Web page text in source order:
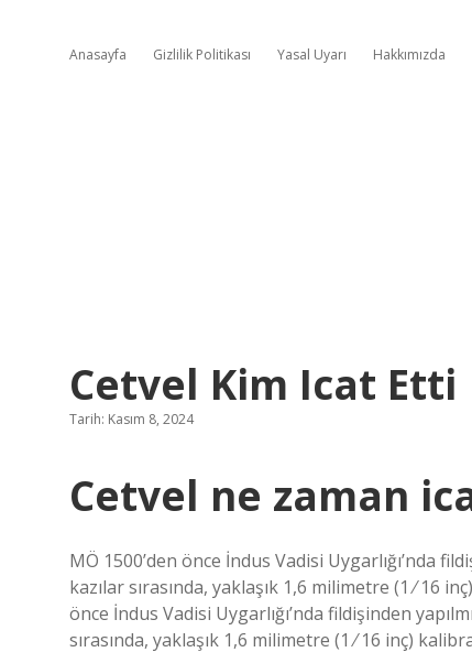
Anasayfa Gizlilik Politikası Yasal Uyarı Hakkımızda
Cetvel Kim Icat Etti
Tarih: Kasım 8, 2024
Cetvel ne zaman
MÖ 1500’den önce İndus Vadisi Uygarlığı’nda
kazılar sırasında, yaklaşık 1,6 milimetre (1 ⁄ 16
önce İndus Vadisi Uygarlığı’nda fildişinden
sırasında, yaklaşık 1,6 milimetre (1 ⁄ 16 inç)